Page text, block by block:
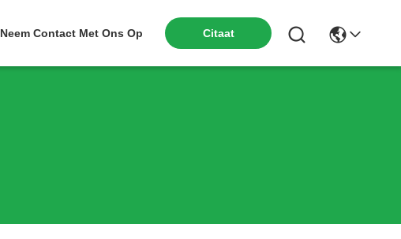
Neem Contact Met Ons Op Citaat